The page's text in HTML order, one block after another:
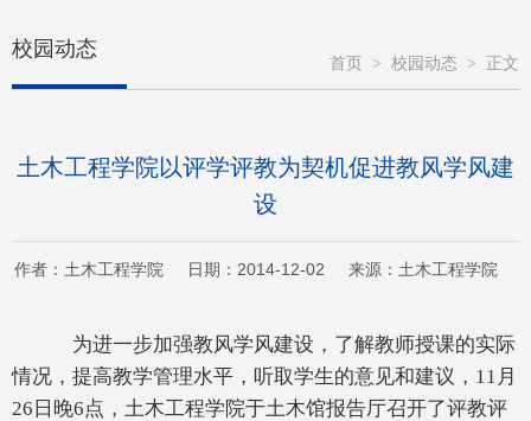
校园动态
首页 > 校园动态 > 正文
土木工程学院以评学评教为契机促进教风学风建
设
作者：土木工程学院 日期：2014-12-02 来源：土木工程学院
为进一步加强教风学风建设，了解教师授课的实际
情况，提高教学管理水平，听取学生的意见和建议，11月
26日晚6点，土木工程学院于土木馆报告厅召开了评教评